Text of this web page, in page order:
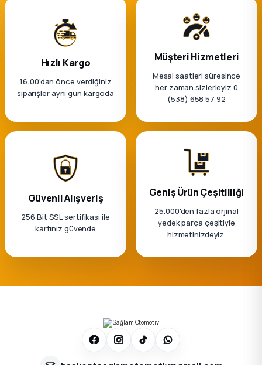
Hızlı Kargo
16:00’dan önce verdiğiniz
siparişler aynı gün kargoda
Müşteri Hizmetleri
Mesai saatleri süresince
her zaman sizlerleyiz 0
(538) 658 57 92
Güvenli Alışveriş
256 Bit SSL sertifikası ile
kartınız güvende
Geniş Ürün Çeşitliliği
25.000'den fazla orjinal
yedek parça çeşitiyle
hizmetinizdeyiz.